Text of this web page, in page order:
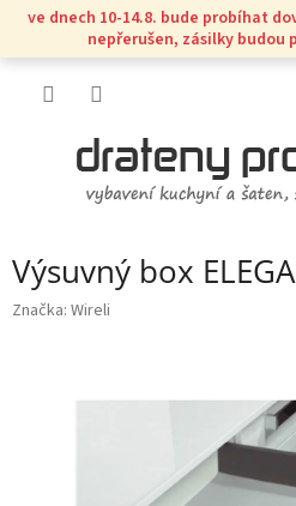
Přejít
obsah
ve dnech 10-14.8. bude probíhat
nepřerušen, zásilky budou
Výsuvný box
Značka: Wireli